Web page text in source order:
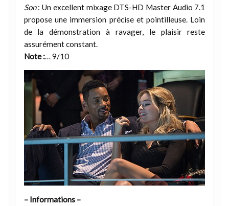
Son: Un excellent mixage DTS-HD Master Audio 7.1
propose une immersion précise et pointilleuse. Loin
de la démonstration à ravager, le plaisir reste
assurément constant.
Note :… 9/10
– Informations –